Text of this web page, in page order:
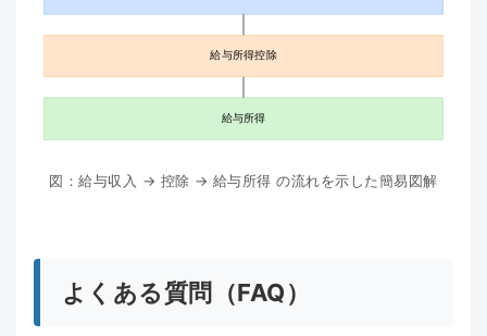
給与所得控除
給与所得
図：給与収入 → 控除 → 給与所得 の流れを示した簡易図解
よくある質問（FAQ）